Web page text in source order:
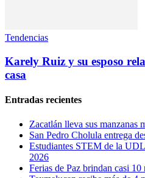
Tendencias
Karely Ruiz y su esposo
casa
Entradas recientes
Zacatlán lleva sus manzanas
San Pedro Cholula entrega
Estudiantes STEM de la
2026
Ferias de Paz brindan casi